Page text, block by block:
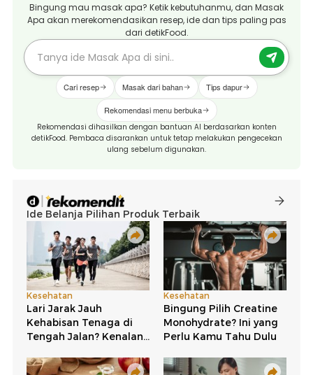
Bingung mau masak apa? Ketik kebutuhanmu, dan Masak
Apa akan merekomendasikan resep, ide dan tips paling pas
dari detikFood.
Cari resep Masak dari bahan Tips dapur
Rekomendasi menu berbuka
Rekomendasi dihasilkan dengan bantuan AI berdasarkan konten
detikFood. Pembaca disarankan untuk tetap melakukan pengecekan
ulang sebelum digunakan.